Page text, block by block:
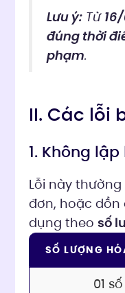
Lưu ý:Từ
đúng thời
phạm.
II. Các lỗi
1. Không
Lỗi này
đơn, hoặc dồn
dụng theo số
SỐ LƯỢNG
01